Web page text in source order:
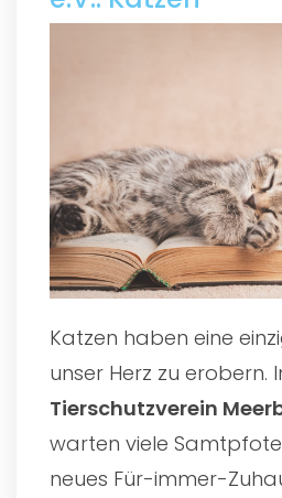
Katzen haben eine
unser Herz zu erobern.
Tierschutzverein
warten viele
neues Für-immer-